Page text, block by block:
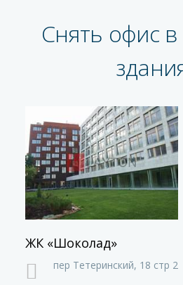
Снять офис
ЖК «Шоколад»
пер Тетеринский, 18 стр 2